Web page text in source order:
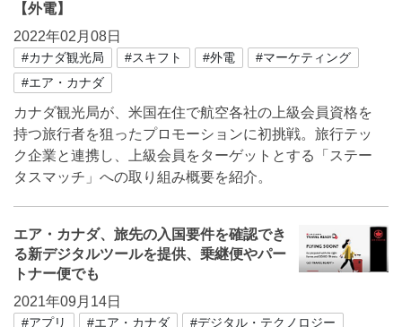
【外電】
2022年02月08日
#カナダ観光局 #スキフト #外電
#マーケティング
#エア・カナダ
カナダ観光局が、米国在住で航空各社の上級会員資格を
持つ旅行者を狙ったプロモーションに初挑戦。旅行テッ
ク企業と連携し、上級会員をターゲットとする「ステー
タスマッチ」への取り組み概要を紹介。
エア・カナダ、旅先の入国要件を確認でき
る新デジタルツールを提供、乗継便やパー
トナー便でも
2021年09月14日
#アプリ #エア・カナダ
#デジタル・テクノロジー